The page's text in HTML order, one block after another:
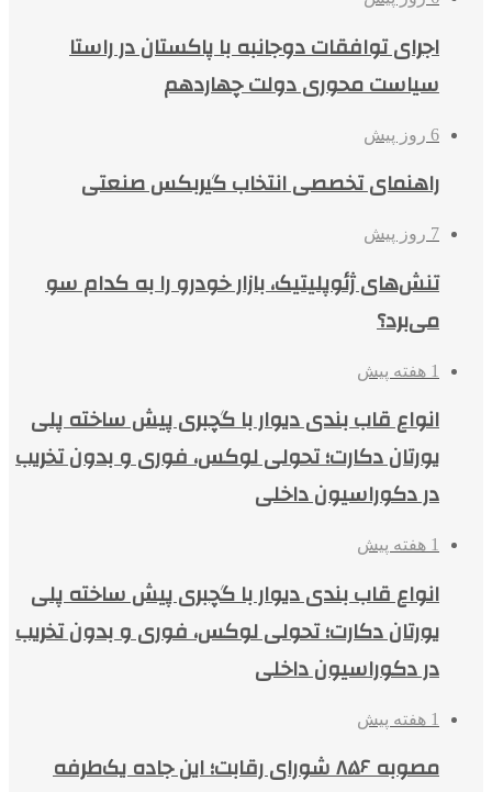
اجرای توافقات دوجانبه با پاکستان در راستا
سیاست محوری دولت چهاردهم
6 روز پیش
راهنمای تخصصی انتخاب گیربکس صنعتی
7 روز پیش
تنش‌های ژئوپلیتیک، بازار خودرو را به کدام سو
می‌برد؟
1 هفته پیش
انواع قاب بندی دیوار با گچبری پیش ساخته پلی
یورتان دکارت؛ تحولی لوکس، فوری و بدون تخریب
در دکوراسیون داخلی
1 هفته پیش
انواع قاب بندی دیوار با گچبری پیش ساخته پلی
یورتان دکارت؛ تحولی لوکس، فوری و بدون تخریب
در دکوراسیون داخلی
1 هفته پیش
مصوبه ۸۵۶ شورای رقابت؛ این جاده یک‌طرفه